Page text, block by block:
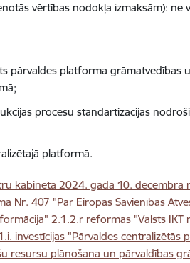
vērtības nodokļa izmaksām): ne
pārvaldes platforma grāmatvedības
procesu standartizācijas
platformā.
kabineta 2024. gada 10.
Nr. 407 "Par Eiropas Savienības
2.1.2.r reformas "Valsts IKT
investīcijas "Pārvaldes centralizētās
resursu plānošana un pārvaldības